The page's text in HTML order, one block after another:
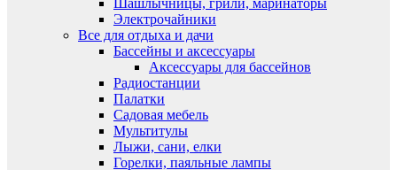
Шашлычницы, грили, маринаторы
Электрочайники
Все для отдыха и дачи
Бассейны и аксессуары
Аксессуары для бассейнов
Радиостанции
Палатки
Садовая мебель
Мультитулы
Лыжи, сани, елки
Горелки, паяльные лампы